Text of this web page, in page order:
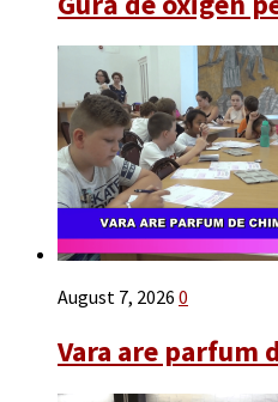
August 7, 2026 0
Vara are parfum